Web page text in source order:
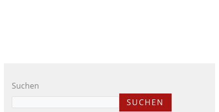
Suchen
SUCHEN